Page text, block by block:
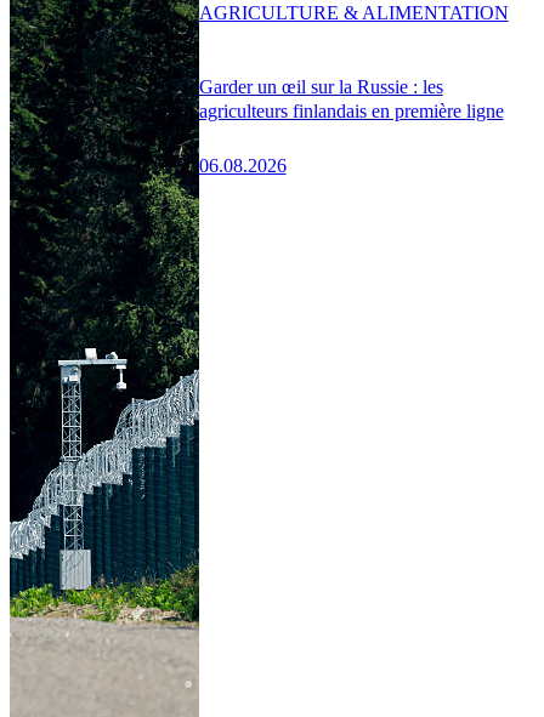
Garder un œil sur la Russie : les
agriculteurs finlandais en première ligne
06.08.2026
AGRICULTURE & ALIMENTATION